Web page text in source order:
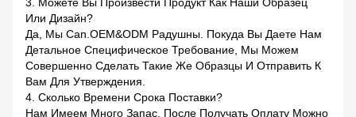
3. Можете Вы Произвести Продукт Как Наши Образец
Или Дизайн?
Да, Мы Can.OEM&ODM Радушны. Покуда Вы Даете Нам
Детальное Специфическое Требование, Мы Можем
Совершенно Сделать Такие Же Образцы И Отправить К
Вам Для Утверждения.
4. Сколько Времени Срока Поставки?
Нам Имеем Много Запас, После Получать Оплату Можно